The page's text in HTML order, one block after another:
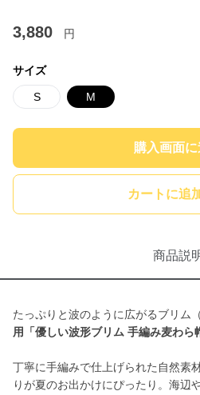
3,880 円
サイズ
S M
購入画面
カートに追
商品説
たっぷりと波のように広がるブリム
用「優しい波形ブリム 手編み麦わら
丁寧に手編みで仕上げられた自然素
りが夏のお出かけにぴったり。海辺